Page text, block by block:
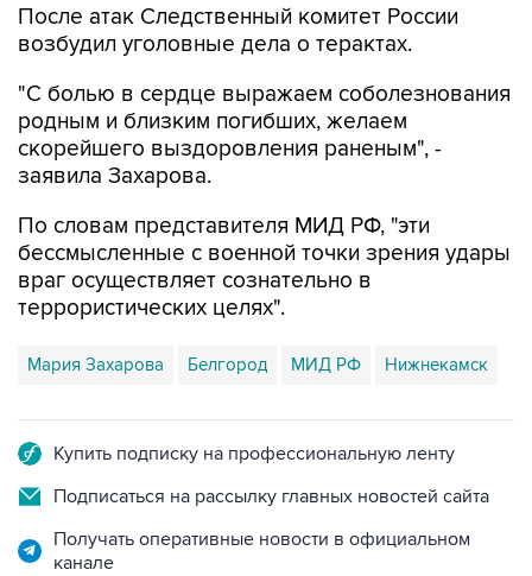
После атак Следственный комитет России
возбудил уголовные дела о терактах.
"С болью в сердце выражаем соболезнования
родным и близким погибших, желаем
скорейшего выздоровления раненым", -
заявила Захарова.
По словам представителя МИД РФ, "эти
бессмысленные с военной точки зрения удары
враг осуществляет сознательно в
террористических целях".
Мария Захарова Белгород МИД РФ Нижнекамск
Купить подписку на профессиональную ленту
Подписаться на рассылку главных новостей сайта
Получать оперативные новости в официальном
канале